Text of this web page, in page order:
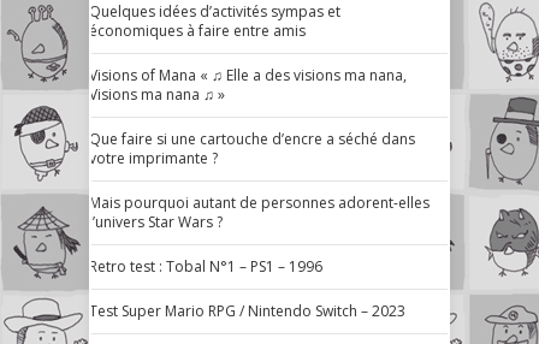
Quelques idées d’activités sympas et
économiques à faire entre amis
Visions of Mana « ♫ Elle a des visions ma nana,
Visions ma nana ♫ »
Que faire si une cartouche d’encre a séché dans
votre imprimante ?
Mais pourquoi autant de personnes adorent-elles
l’univers Star Wars ?
Retro test : Tobal N°1 – PS1 – 1996
Test Super Mario RPG / Nintendo Switch – 2023